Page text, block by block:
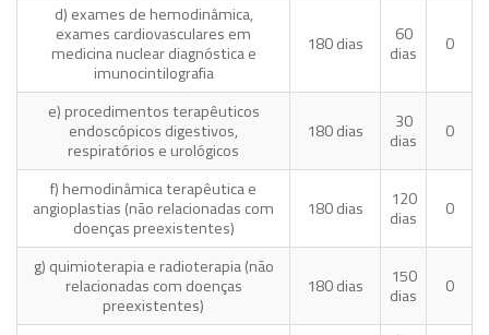
d) exames de hemodinâmica,
exames cardiovasculares em
medicina nuclear diagnóstica e
imunocintilografia
180 dias
60
dias
0
e) procedimentos terapêuticos
endoscópicos digestivos,
respiratórios e urológicos
180 dias
30
dias
0
f) hemodinâmica terapêutica e
angioplastias (não relacionadas com
doenças preexistentes)
180 dias
120
dias
0
g) quimioterapia e radioterapia (não
relacionadas com doenças
preexistentes)
180 dias
150
dias
0